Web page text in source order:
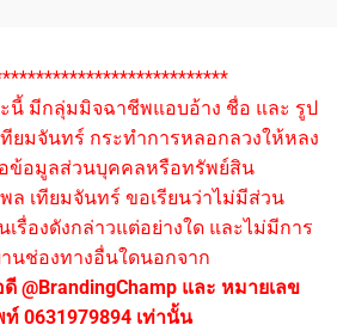
นี้ มีกลุ่มมิจฉาชีพแอบอ้าง ชื่อ และ รูป
ยมจันทร์ กระทำการหลอกลวงให้หลง
อข้อมูลส่วนบุคคลหรือทรัพย์สิน
ล เทียมจันทร์ ขอเรียนว่าไม่มีส่วน
เรื่องดังกล่าวแต่อย่างใด และไม่มีการ
นช่องทางอื่นใดนอกจาก
@BrandingChamp และ หมายเลข
0631979894 เท่านั้น